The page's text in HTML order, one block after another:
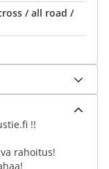
/ all road /
!!
rahoitus!